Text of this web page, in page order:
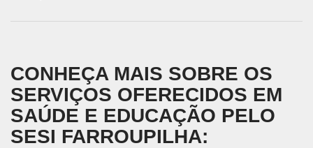
CONHEÇA MAIS SOBRE OS
SERVIÇOS OFERECIDOS EM
SAÚDE E EDUCAÇÃO PELO
SESI FARROUPILHA: